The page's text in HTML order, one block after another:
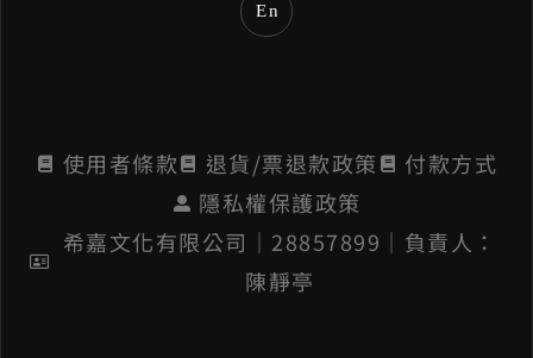
En
使用者條款 退貨/票退款政策
付款方式
隱私權保護政策
希嘉文化有限公司│28857899│負責人：
陳靜亭